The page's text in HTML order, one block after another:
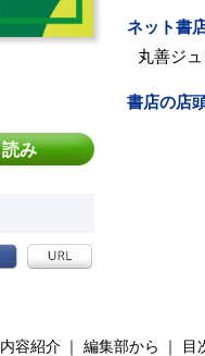
み
ネット書
丸善ジ
書店の店
内容紹介 編集部から 目